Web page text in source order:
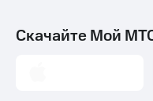
Скачайте Мой